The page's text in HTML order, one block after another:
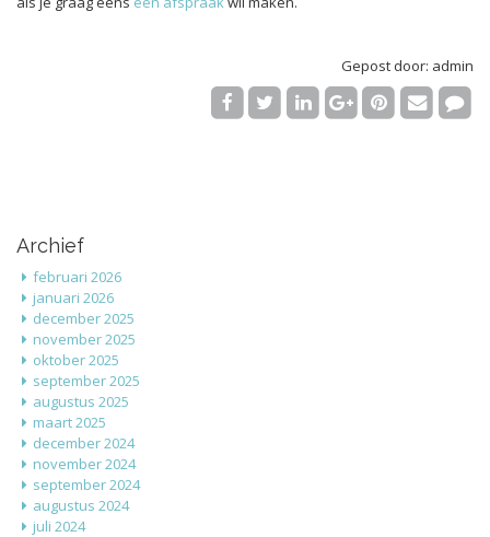
Gepost door: admin
Archief
februari 2026
januari 2026
december 2025
november 2025
oktober 2025
september 2025
augustus 2025
maart 2025
december 2024
november 2024
september 2024
augustus 2024
juli 2024